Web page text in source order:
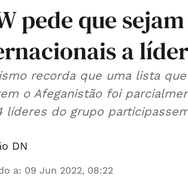
pede que
a
recorda que uma lista
o Afeganistão foi
líderes do grupo
DN
a: 09 Jun 2022, 08:22